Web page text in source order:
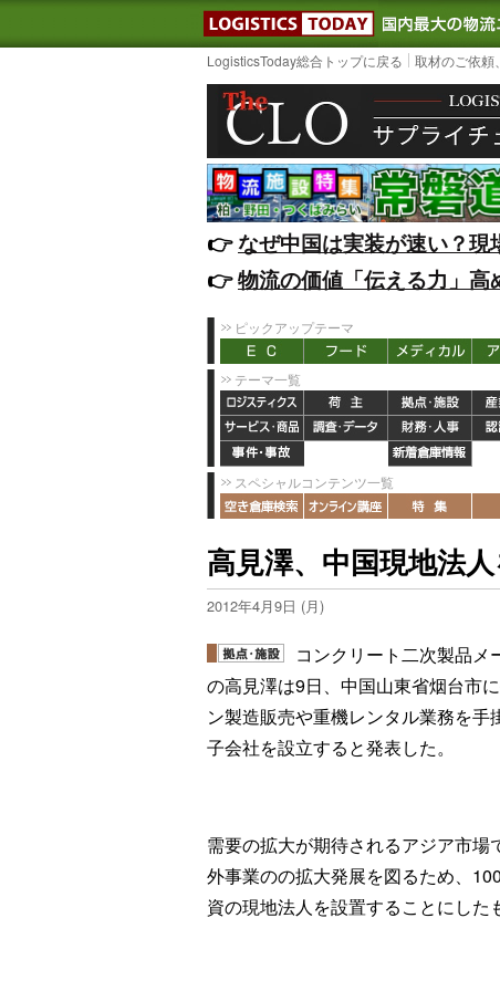
LOGISTICS
LogisticsToday総合トップに戻る 取材のご依頼
👉️なぜ中国は実装が速い？
👉️物流の価値「伝える力」
ピックアップテーマ
テーマ一覧
スペシャルコンテンツ一覧
高見澤、中国現地法
2012年4月9日 (月)
コンクリート二次製品メ
の高見澤は9日、中国山東省烟台市
ン製造販売や重機レンタル業務を手
子会社を設立すると発表した。
需要の拡大が期待されるアジア市場
外事業のの拡大発展を図るため、
資の現地法人を設置することにした